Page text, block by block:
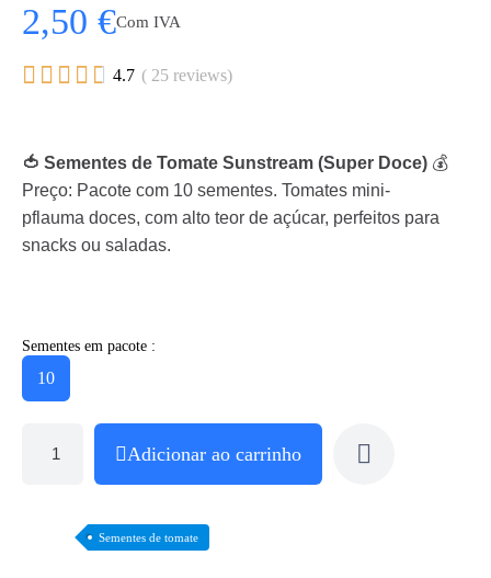
2,50 €Com IVA
     4.7 ( 25 reviews)
🍅 Sementes de Tomate Sunstream (Super Doce) 💰
Preço: Pacote com 10 sementes. Tomates mini-
pflauma doces, com alto teor de açúcar, perfeitos para
snacks ou saladas.
Sementes em pacote :
10
Adicionar ao carrinho
Sementes de tomate